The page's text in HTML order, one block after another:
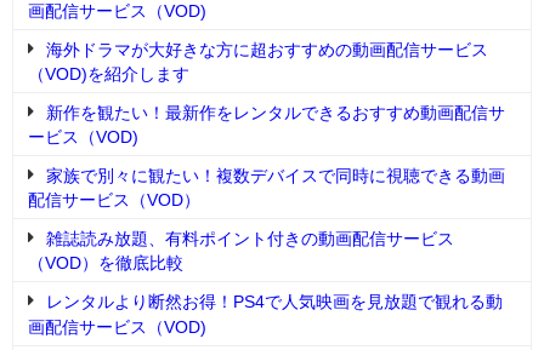
画配信サービス（VOD)
海外ドラマが大好きな方に超おすすめの動画配信サービス
（VOD)を紹介します
新作を観たい！最新作をレンタルできるおすすめ動画配信サ
ービス（VOD)
家族で別々に観たい！複数デバイスで同時に視聴できる動画
配信サービス（VOD）
雑誌読み放題、有料ポイント付きの動画配信サービス
（VOD）を徹底比較
レンタルより断然お得！PS4で人気映画を見放題で観れる動
画配信サービス（VOD)